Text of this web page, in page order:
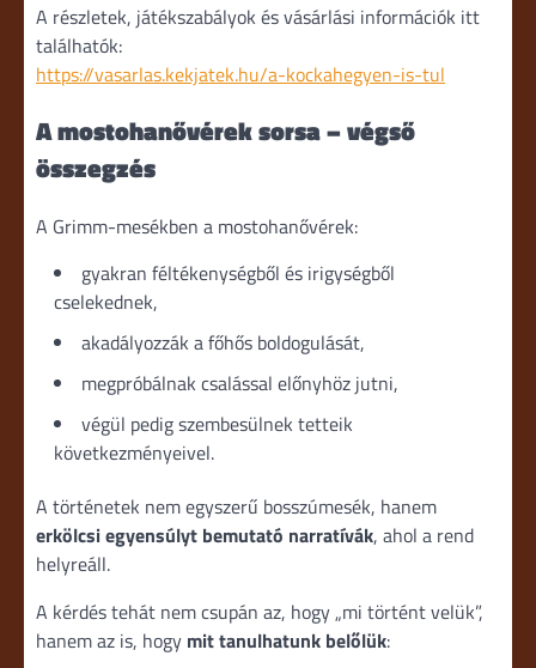
A részletek, játékszabályok és vásárlási információk itt
találhatók:
https://vasarlas.kekjatek.hu/a-kockahegyen-is-tul
A mostohanővérek sorsa – végső
összegzés
A Grimm-mesékben a mostohanővérek:
gyakran féltékenységből és irigységből
cselekednek,
akadályozzák a főhős boldogulását,
megpróbálnak csalással előnyhöz jutni,
végül pedig szembesülnek tetteik
következményeivel.
A történetek nem egyszerű bosszúmesék, hanem
erkölcsi egyensúlyt bemutató narratívák, ahol a rend
helyreáll.
A kérdés tehát nem csupán az, hogy „mi történt velük”,
hanem az is, hogy mit tanulhatunk belőlük: